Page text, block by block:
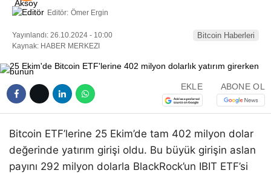
Editör: Ömer Ergin
Yayınlandı: 26.10.2024 - 10:00
Kaynak: HABER MERKEZI
Bitcoin Haberleri
EKLE ABONE OL
Bitcoin ETF’lerine 25 Ekim’de tam 402 milyon dolar
değerinde yatırım girişi oldu. Bu büyük girişin aslan
payını 292 milyon dolarla BlackRock’un IBIT ETF’si